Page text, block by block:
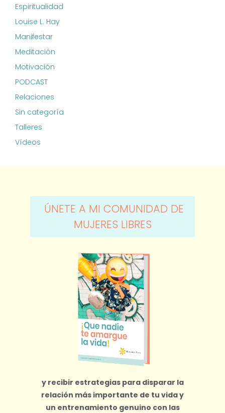
Espiritualidad
Louise L. Hay
Manifestar
Meditación
Motivación
PODCAST
Relaciones
Sin categoría
Talleres
Vídeos
ÚNETE A MI COMUNIDAD DE
MUJERES LIBRES
y recibir estrategias para disparar la
relación más importante de tu vida y
un entrenamiento genuino con las